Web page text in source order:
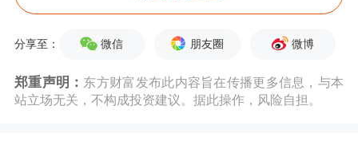
利实现两艘30.6万吨超大型油轮同步命
名交付，斩获多项全球首创行业成果。
最新经营数据显示，恒力重工2026年上
分享至： 微信 朋友圈 微博
郑重声明： 东方财富发布此内容旨在传播更多信息，与本
站立场无关，不构成投资建议。据此操作，风险自担。